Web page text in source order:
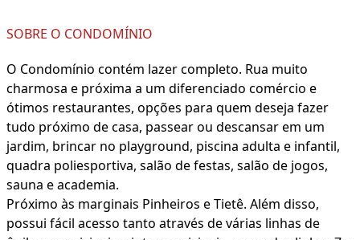
SOBRE O CONDOMÍNIO
O Condomínio contém lazer completo. Rua muito
charmosa e próxima a um diferenciado comércio e
ótimos restaurantes, opções para quem deseja fazer
tudo próximo de casa, passear ou descansar em um
jardim, brincar no playground, piscina adulta e infantil,
quadra poliesportiva, salão de festas, salão de jogos,
sauna e academia.
Próximo às marginais Pinheiros e Tietê. Além disso,
possui fácil acesso tanto através de várias linhas de